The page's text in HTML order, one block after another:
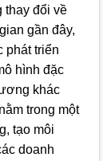
thay đổi về
gần đây,
phát triển
hình đặc
khác
trong một
tạo môi
doanh